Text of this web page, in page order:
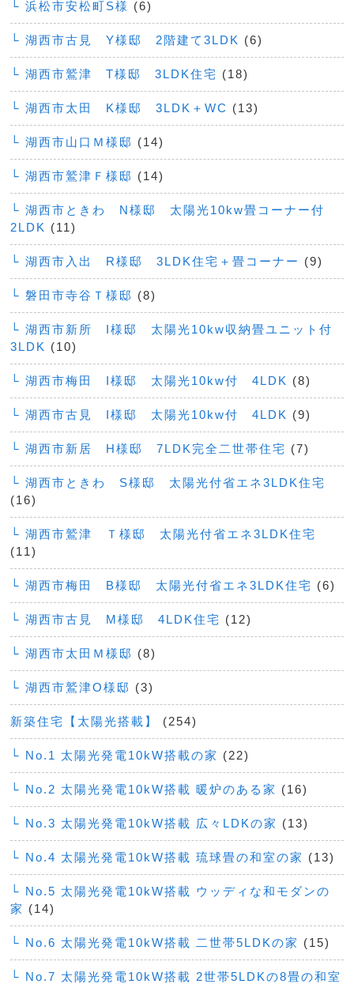
└ 浜松市安松町S様 (6)
└ 湖西市古見 Y様邸 2階建て3LDK (6)
└ 湖西市鷲津 T様邸 3LDK住宅 (18)
└ 湖西市太田 K様邸 3LDK＋WC (13)
└ 湖西市山口Ｍ様邸 (14)
└ 湖西市鷲津Ｆ様邸 (14)
└ 湖西市ときわ N様邸 太陽光10kw畳コーナー付
2LDK (11)
└ 湖西市入出 R様邸 3LDK住宅＋畳コーナー (9)
└ 磐田市寺谷Ｔ様邸 (8)
└ 湖西市新所 I様邸 太陽光10kw収納畳ユニット付
3LDK (10)
└ 湖西市梅田 I様邸 太陽光10kw付 4LDK (8)
└ 湖西市古見 I様邸 太陽光10kw付 4LDK (9)
└ 湖西市新居 H様邸 7LDK完全二世帯住宅 (7)
└ 湖西市ときわ S様邸 太陽光付省エネ3LDK住宅
(16)
└ 湖西市鷲津 Ｔ様邸 太陽光付省エネ3LDK住宅
(11)
└ 湖西市梅田 B様邸 太陽光付省エネ3LDK住宅 (6)
└ 湖西市古見 M様邸 4LDK住宅 (12)
└ 湖西市太田Ｍ様邸 (8)
└ 湖西市鷲津O様邸 (3)
新築住宅【太陽光搭載】 (254)
└ No.1 太陽光発電10kW搭載の家 (22)
└ No.2 太陽光発電10kW搭載 暖炉のある家 (16)
└ No.3 太陽光発電10kW搭載 広々LDKの家 (13)
└ No.4 太陽光発電10kW搭載 琉球畳の和室の家 (13)
└ No.5 太陽光発電10kW搭載 ウッディな和モダンの
家 (14)
└ No.6 太陽光発電10kW搭載 二世帯5LDKの家 (15)
└ No.7 太陽光発電10kW搭載 2世帯5LDKの8畳の和室